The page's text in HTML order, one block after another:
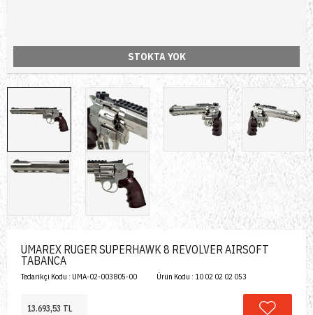
STOKTA YOK
UMAREX RUGER SUPERHAWK 8 REVOLVER AIRSOFT
TABANCA
Tedarikçi Kodu : UMA-02-003805-00 Ürün Kodu : 10 02 02 02 053
13.693,53 TL